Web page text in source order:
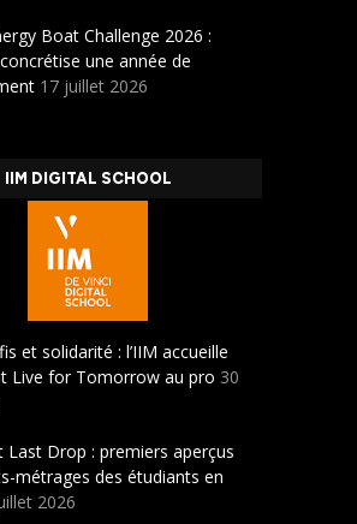
Boat Challenge 2026 :
une année de
17 juillet 2026
IIM DIGITAL SCHOOL
et solidarité : l’IIM accueille
Live for Tomorrow au pro 30
Last Drop : premiers aperçus
métrages des étudiants en
2026